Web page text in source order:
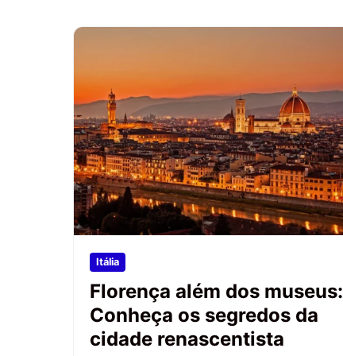
Itália
Florença além dos museus:
Conheça os segredos da
cidade renascentista